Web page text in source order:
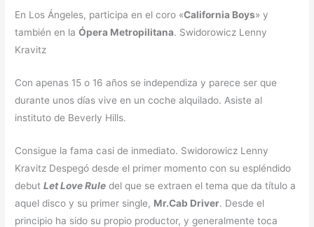
En Los Ángeles, participa en el coro «California Boys» y
también en laÓpera Metropilitana. Swidorowicz Lenny
Kravitz
Con apenas 15 o 16 años se independiza y parece ser que
durante unos días vive en un coche alquilado. Asiste al
instituto de Beverly Hills.
Consigue la fama casi de inmediato. Swidorowicz Lenny
Kravitz Despegó desde el primer momento con su espléndido
debutLet Love Rule del que se extraen el tema que da título a
aquel disco y su primer single, Mr.Cab Driver. Desde el
principio ha sido su propio productor, y generalmente toca